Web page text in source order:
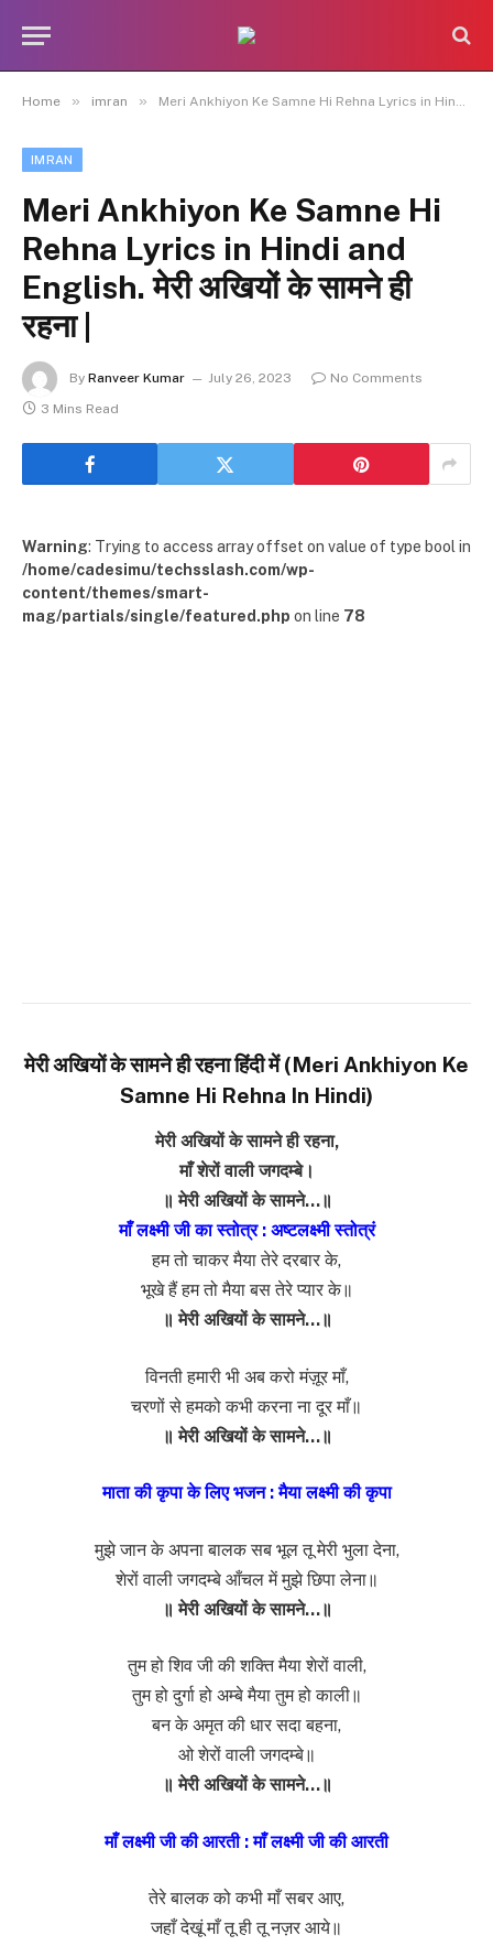
Home » imran » Meri Ankhiyon Ke Samne Hi Rehna Lyrics in Hindi and English. मेरी अखियों के सामने ही रहना |
IMRAN
Meri Ankhiyon Ke Samne Hi
Rehna Lyrics in Hindi and
English. मेरी अखियों के सामने ही
रहना |
By Ranveer Kumar July 26, 2023
No Comments
3 Mins Read
Warning: Trying to access array offset on value of type bool in
/home/cadesimu/techsslash.com/wp-
content/themes/smart-
mag/partials/single/featured.php on line 78
मेरी अखियों के सामने ही रहना हिंदी में (Meri Ankhiyon Ke
Samne Hi Rehna In Hindi)
मेरी अखियों के सामने ही रहना,
माँ शेरों वाली जगदम्बे।
॥ मेरी अखियों के सामने…॥
माँ लक्ष्मी जी का स्तोत्र : अष्टलक्ष्मी स्तोत्रं
हम तो चाकर मैया तेरे दरबार के,
भूखे हैं हम तो मैया बस तेरे प्यार के॥
॥ मेरी अखियों के सामने…॥
विनती हमारी भी अब करो मंज़ूर माँ,
चरणों से हमको कभी करना ना दूर माँ॥
॥ मेरी अखियों के सामने…॥
माता की कृपा के लिए भजन : मैया लक्ष्मी की कृपा
मुझे जान के अपना बालक सब भूल तू मेरी भुला देना,
शेरों वाली जगदम्बे आँचल में मुझे छिपा लेना॥
॥ मेरी अखियों के सामने…॥
तुम हो शिव जी की शक्ति मैया शेरों वाली,
तुम हो दुर्गा हो अम्बे मैया तुम हो काली॥
बन के अमृत की धार सदा बहना,
ओ शेरों वाली जगदम्बे॥
॥ मेरी अखियों के सामने…॥
माँ लक्ष्मी जी की आरती : माँ लक्ष्मी जी की आरती
तेरे बालक को कभी माँ सबर आए,
जहाँ देखूं माँ तू ही तू नज़र आये॥